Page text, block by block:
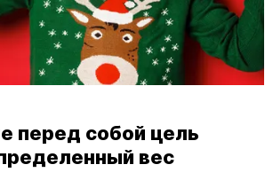
перед собой цель
вес